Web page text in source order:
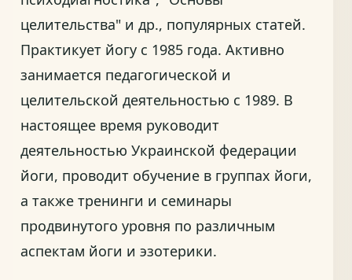
целительства" и др., популярных статей.
Практикует йогу с 1985 года. Активно
занимается педагогической и
целительской деятельностью с 1989. В
настоящее время руководит
деятельностью Украинской федерации
йоги, проводит обучение в группах йоги,
а также тренинги и семинары
продвинутого уровня по различным
аспектам йоги и эзотерики.